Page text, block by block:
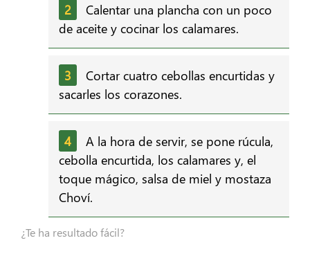
Calentar una plancha con un poco
de aceite y cocinar los calamares.
Cortar cuatro cebollas encurtidas y
sacarles los corazones.
A la hora de servir, se pone rúcula,
cebolla encurtida, los calamares y, el
toque mágico, salsa de miel y mostaza
Choví.
¿Te ha resultado fácil?